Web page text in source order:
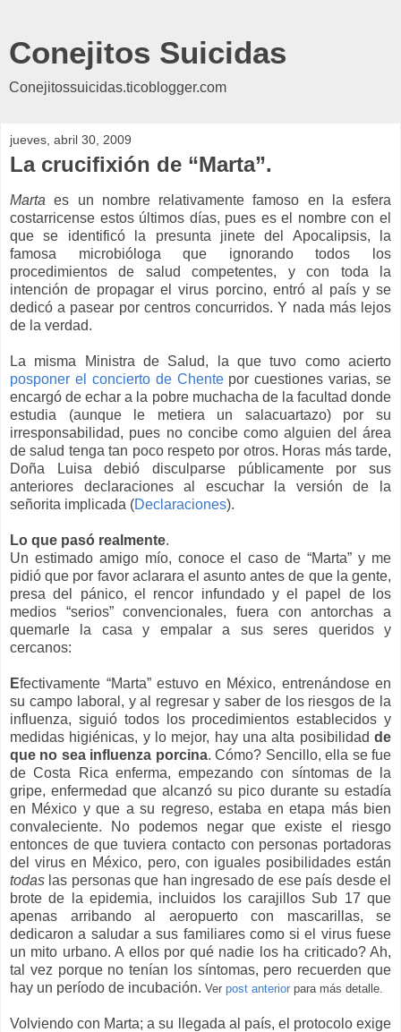
Conejitos Suicidas
Conejitossuicidas.ticoblogger.com
jueves, abril 30, 2009
La crucifixión de “Marta”.
Marta es un nombre relativamente famoso en la esfera
costarricense estos últimos días, pues es el nombre con el
que se identificó la presunta jinete del Apocalipsis, la
famosa microbióloga que ignorando todos los
procedimientos de salud competentes, y con toda la
intención de propagar el virus porcino, entró al país y se
dedicó a pasear por centros concurridos. Y nada más lejos
de la verdad.
La misma Ministra de Salud, la que tuvo como acierto
posponer el concierto de Chentepor cuestiones varias, se
encargó de echar a la pobre muchacha de la facultad donde
estudia (aunque le metiera un salacuartazo) por su
irresponsabilidad, pues no concibe como alguien del área
de salud tenga tan poco respeto por otros. Horas más tarde,
Doña Luisa debió disculparse públicamente por sus
anteriores declaraciones al escuchar la versión de la
señorita implicada (Declaraciones).
Lo que pasó realmente.
Un estimado amigo mío, conoce el caso de “Marta” y me
pidió que por favor aclarara el asunto antes de que la gente,
presa del pánico, el rencor infundado y el papel de los
medios “serios” convencionales, fuera con antorchas a
quemarle la casa y empalar a sus seres queridos y
cercanos:
Efectivamente “Marta” estuvo en México, entrenándose en
su campo laboral, y al regresar y saber de los riesgos de la
influenza, siguió todos los procedimientos establecidos y
medidas higiénicas, y lo mejor, hay una alta posibilidad de
que no sea influenza porcina. Cómo? Sencillo, ella se fue
de Costa Rica enferma, empezando con síntomas de la
gripe, enfermedad que alcanzó su pico durante su estadía
en México y que a su regreso, estaba en etapa más bien
convaleciente. No podemos negar que existe el riesgo
entonces de que tuviera contacto con personas portadoras
del virus en México, pero, con iguales posibilidades están
todas las personas que han ingresado de ese país desde el
brote de la epidemia, incluidos los carajillos Sub 17 que
apenas arribando al aeropuerto con mascarillas, se
dedicaron a saludar a sus familiares como si el virus fuese
un mito urbano. A ellos por qué nadie los ha criticado? Ah,
tal vez porque no tenían los síntomas, pero recuerden que
hay un período de incubación. Ver post anterior para más detalle.
Volviendo con Marta; a su llegada al país, el protocolo exige